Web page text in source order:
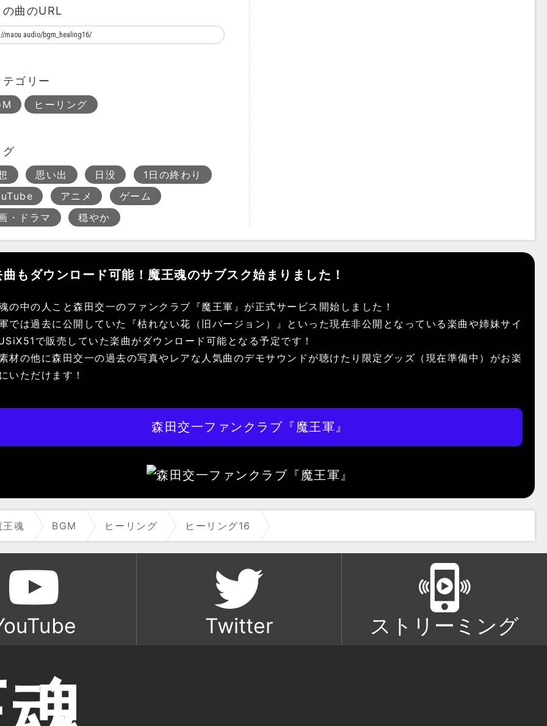
の曲のURL
テゴリー
ヒーリング
グ
思い出 日没
1日の終わり
アニメ
ゲーム
・ドラマ
穏やか
曲もダウンロード可能！魔王魂のサブスク始まりました！
の中の人こと森田交一のファンクラブ『魔王軍』が正式サービス開始しました！
では過去に公開していた『枯れない花（旧バージョン）』といった現在非公開となっている楽曲や姉妹サイ
で販売していた楽曲がダウンロード可能となる予定です！
材の他に森田交一の過去の写真やレアな人気曲のデモサウンドが聴けたり限定グッズ（現在準備中）がお楽
いただけます！
森田交一ファンクラブ『魔王軍』
王魂 BGM ヒーリング ヒーリング16
Twitter ストリーミング